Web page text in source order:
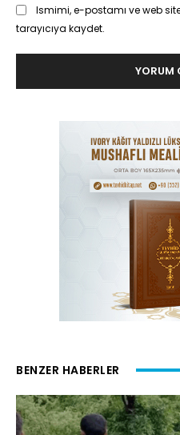
Ismimi, e-postamı ve web
tarayıcıya kaydet.
BENZER HABERLER